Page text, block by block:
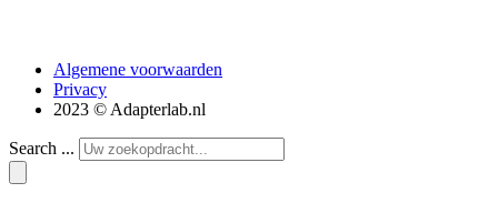
Algemene voorwaarden
Privacy
2023 © Adapterlab.nl
Search ...